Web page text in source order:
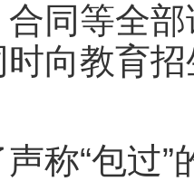
合同等全
向教育
“包过”